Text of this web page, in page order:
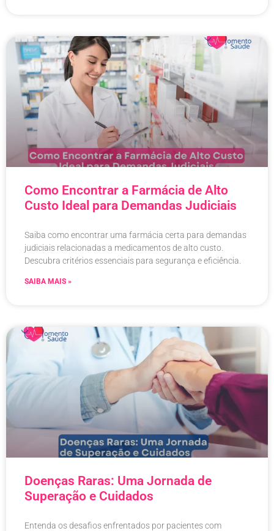
Como Encontrar a Farmácia de Alto
Custo Ideal para Demandas Judiciais
Saiba como encontrar uma farmácia certa para demandas
judiciais relacionadas a medicamentos de alto custo.
Descubra critérios essenciais para segurança e eficiência.
SAIBA MAIS »
Doenças Raras: Uma Jornada de
Superação e Cuidados
Entenda os desafios enfrentados por pacientes com